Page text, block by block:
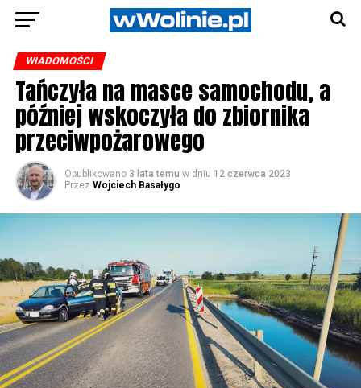
WIADOMOŚCI
Tańczyła na masce samochodu, a
później wskoczyła do zbiornika
przeciwpożarowego
Opublikowano 3 lata temu w dniu 12 czerwca 2023
Przez Wojciech Basałygo